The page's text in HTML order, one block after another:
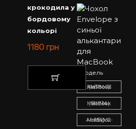
крокодила у
бордовому
кольорі
1180 грн
Модель
MacBook Air/Pro 13 (M1-M4)
MacBook Pro 14 (M1-M4)
MacBook Air 15 (M2-M4)